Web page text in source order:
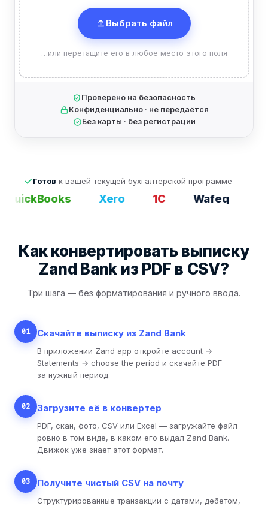
Выбрать файл
…или перетащите его в любое место этого поля
Проверено на безопасность
Конфиденциально · не передаётся
Без карты · без регистрации
Готов к вашей текущей бухгалтерской программе
Xero 1С Wafeq
Как конвертировать выписку
Zand Bank из PDF в CSV?
Три шага — без форматирования и ручного ввода.
01 Скачайте выписку из Zand Bank
В приложении Zand app откройте account →
Statements → choose the period и скачайте PDF
за нужный период.
02 Загрузите её в конвертер
PDF, скан, фото, CSV или Excel — загружайте файл
ровно в том виде, в каком его выдал Zand Bank.
Движок уже знает этот формат.
03 Получите чистый CSV на почту
Структурированные транзакции с датами, дебетом,